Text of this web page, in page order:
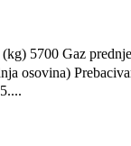
5700 Gaz
osovina)